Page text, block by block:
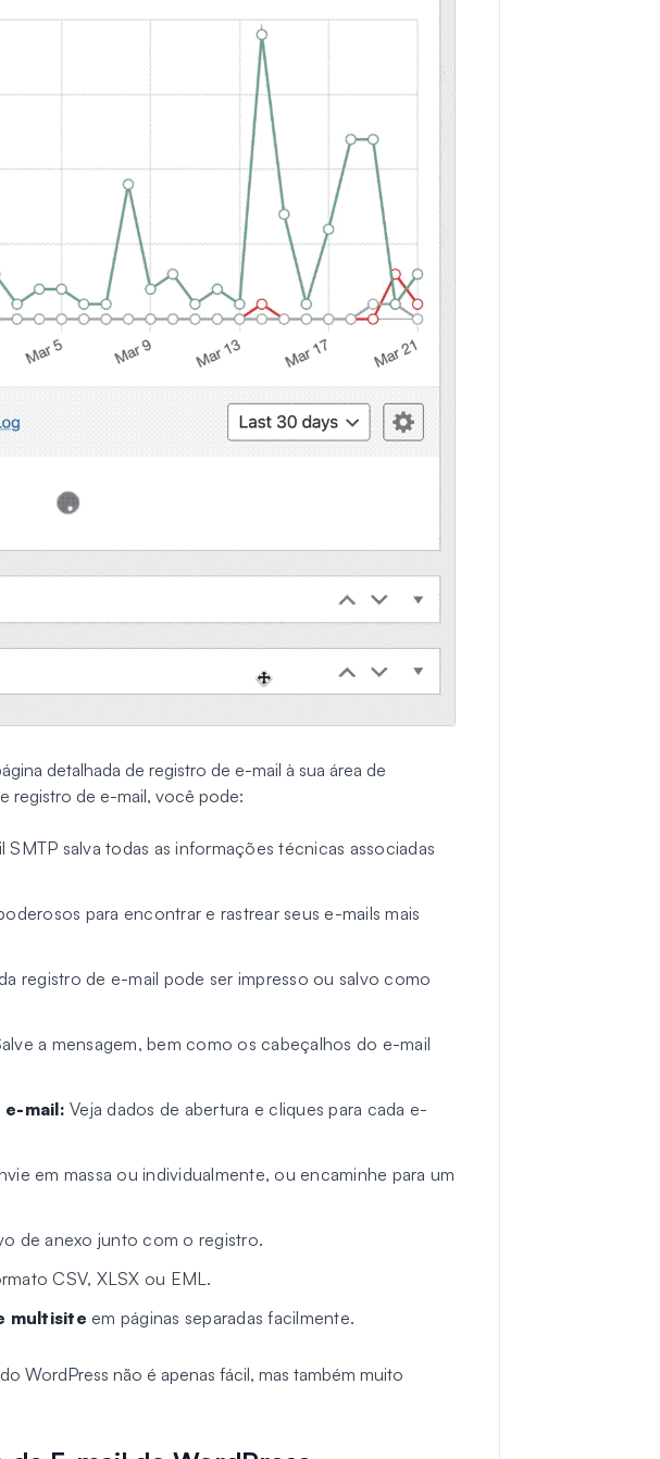
detalhada de registro de e-mail à sua área de
registro de e-mail, você pode:
SMTP salva todas as informações técnicas associadas
para encontrar e rastrear seus e-mails mais
registro de e-mail pode ser impresso ou salvo como
a mensagem, bem como os cabeçalhos do e-mail
mail: Veja dados de abertura e cliques para cada e-
em massa ou individualmente, ou encaminhe para um
de anexo junto com o registro.
CSV, XLSX ou EML.
multisite em páginas separadas facilmente.
WordPress não é apenas fácil, mas também muito